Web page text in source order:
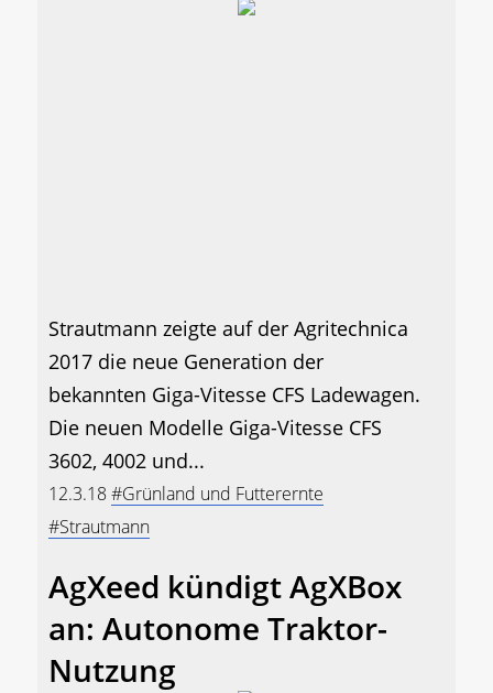
Strautmann zeigte auf der Agritechnica
2017 die neue Generation der
bekannten Giga-Vitesse CFS Ladewagen.
Die neuen Modelle Giga-Vitesse CFS
3602, 4002 und...
12.3.18#Grünland und Futterernte
#Strautmann
AgXeed kündigt AgXBox
an: Autonome Traktor-
Nutzung